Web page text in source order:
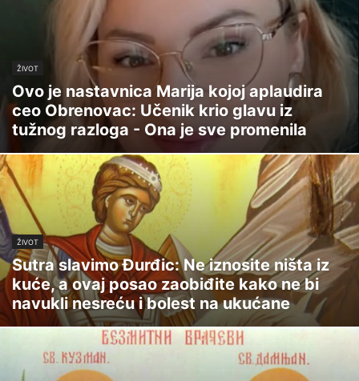
ŽIVOT
Ovo je nastavnica Marija kojoj aplaudira
ceo Obrenovac: Učenik krio glavu iz
tužnog razloga - Ona je sve promenila
ŽIVOT
Sutra slavimo Đurđic: Ne iznosite ništa iz
kuće, a ovaj posao zaobiđite kako ne bi
navukli nesreću i bolest na ukućane